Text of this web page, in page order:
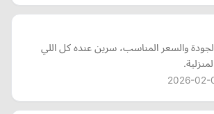
والسعر المناسب، سرين عنده كل اللي
2026-02-